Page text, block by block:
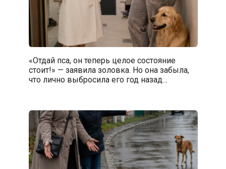
«Отдай пса, он теперь целое состояние
стоит!» — заявила золовка. Но она забыла,
что лично выбросила его год назад…